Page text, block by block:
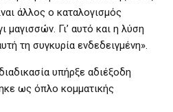
άλλος ο καταλογισμός
μαγισσών. Γι’ αυτό και η λύση
τη συγκυρία ενδεδειγμένη».
υπήρξε αδιέξοδη
ως όπλο κομματικής